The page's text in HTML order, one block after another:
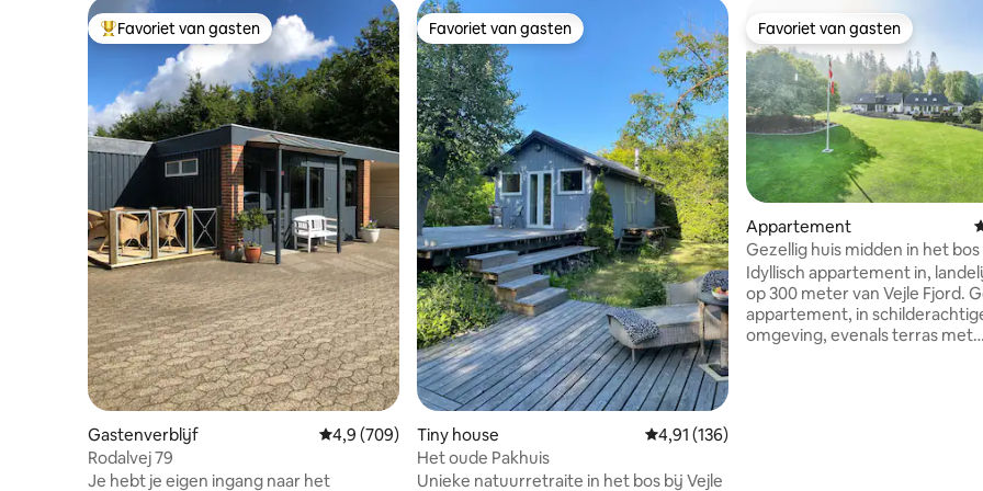
Topfavoriet van gasten
Favoriet van gasten
Gastenverblijf Gemiddelde beoordeling van 4,9 uit 5, 709 recensies
4,9 (709)
Rodalvej 79
Je hebt je eigen ingang naar het
Favoriet van gasten
Favoriet van gasten
Tiny house Gemiddelde beoordeling van 4,91 uit 5, 136
4,91 (136)
Het oude Pakhuis
Unieke natuurretraite in het bos bij Vejle
Favoriet van gasten
Favoriet van gasten
Appartement
Gezellig huis midden in het bos
Ibækgaarden
Idyllisch appartement in,
op 300 meter van Vejle Fjord. Gezellig
appartement, in
omgeving, evenals terras met